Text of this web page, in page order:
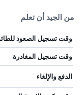
من الجيد أن تعلم
وقت تسجيل الصعود
وقت تسجيل المغادرة
الدفع والإلغاء